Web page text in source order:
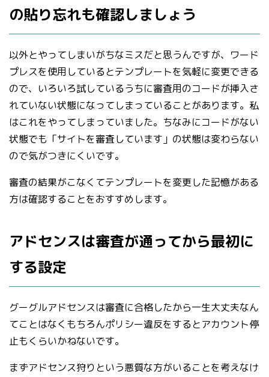
の貼り忘れも確認しましょう
以外とやってしまいがちなミスだと思うんですが、ワード
プレスを使用しているとテンプレートを気軽に変更できる
ので、いろいろ試しているうちに審査用のコードが挿入さ
れていない状態になってしまっていることがあります。私
はこれをやってしまっていました。ちなみにコードがない
状態でも「サイトを審査しています」の状態は変わらない
ので気がつきにくいです。
審査の結果がこなくてテンプレートを変更した記憶がある
方は確認することをおすすめします。
アドセンスは審査が通ってから最初に
する設定
グーグルアドセンスは審査に合格したから一生大丈夫なん
てことはなくもちろんポリシー違反をするとアカウント停
止もくらいかねないです。
まずアドセンス狩りという悪質な方がいることを考えなけ